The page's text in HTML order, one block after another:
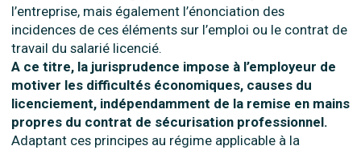
l’entreprise, mais également l’énonciation des
incidences de ces éléments sur l’emploi ou le contrat de
travail du salarié licencié.
A ce titre, la jurisprudence impose à l’employeur de
motiver les difficultés économiques, causes du
licenciement, indépendamment de la remise en mains
propres du contrat de sécurisation professionnel.
Adaptant ces principes au régime applicable à la